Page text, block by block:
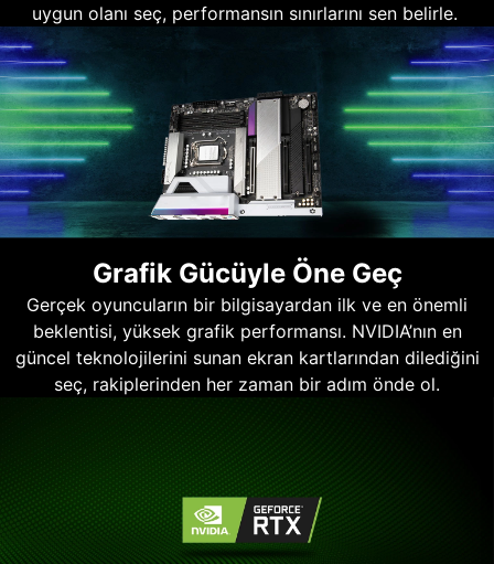
uygun olanı seç, performansın sınırlarını sen belirle.
Grafik Gücüyle Öne Geç
Gerçek oyuncuların bir bilgisayardan ilk ve en önemli
beklentisi, yüksek grafik performansı. NVIDIA’nın en
güncel teknolojilerini sunan ekran kartlarından dilediğini
seç, rakiplerinden her zaman bir adım önde ol.